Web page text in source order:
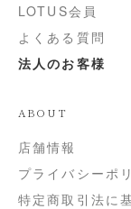
LOTUS会員
よくある質問
法人のお客様
ABOUT
店舗情報
プライバシーポ
特定商取引法に